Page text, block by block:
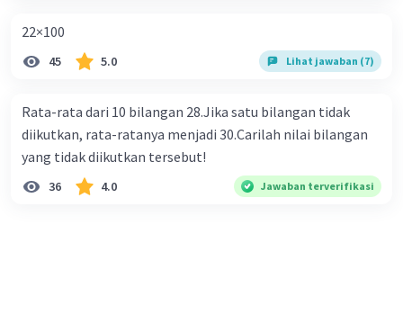
22×100
45 5.0 Lihat jawaban (7)
Rata-rata dari 10 bilangan 28.Jika satu bilangan tidak
diikutkan, rata-ratanya menjadi 30.Carilah nilai bilangan
yang tidak diikutkan tersebut!
36 4.0 Jawaban terverifikasi